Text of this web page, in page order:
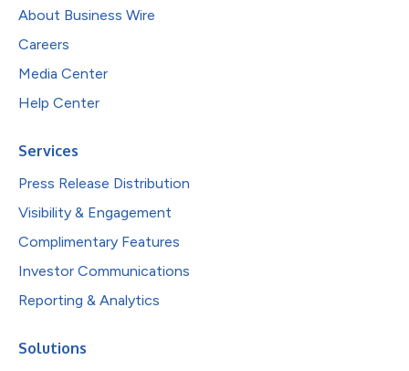
About Business Wire
Careers
Media Center
Help Center
Services
Press Release Distribution
Visibility & Engagement
Complimentary Features
Investor Communications
Reporting & Analytics
Solutions